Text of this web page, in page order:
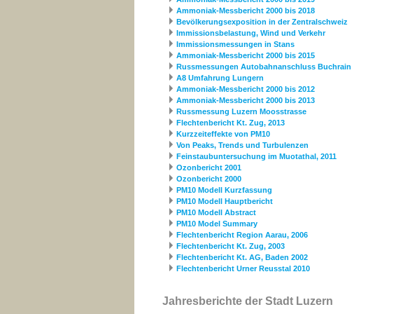
Ammoniak-Messbericht 2000 bis 2018
Bevölkerungsexposition in der Zentralschweiz
Immissionsbelastung, Wind und Verkehr
Immissionsmessungen in Stans
Ammoniak-Messbericht 2000 bis 2015
Russmessungen Autobahnanschluss Buchrain
A8 Umfahrung Lungern
Ammoniak-Messbericht 2000 bis 2012
Ammoniak-Messbericht 2000 bis 2013
Russmessung Luzern Moosstrasse
Flechtenbericht Kt. Zug, 2013
Kurzzeiteffekte von PM10
Von Peaks, Trends und Turbulenzen
Feinstaubuntersuchung im Muotathal, 2011
Ozonbericht 2001
Ozonbericht 2000
PM10 Modell Kurzfassung
PM10 Modell Hauptbericht
PM10 Modell Abstract
PM10 Model Summary
Flechtenbericht Region Aarau, 2006
Flechtenbericht Kt. Zug, 2003
Flechtenbericht Kt. AG, Baden 2002
Flechtenbericht Urner Reusstal 2010
Jahresberichte der Stadt Luzern